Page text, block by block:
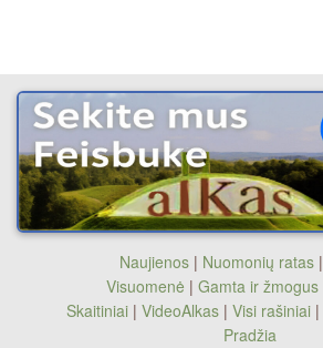
Naujienos| Nuomonių ratas|
Visuomenė | Gamta ir žmogus
Skaitiniai | VideoAlkas | Visi rašiniai |
Pradžia